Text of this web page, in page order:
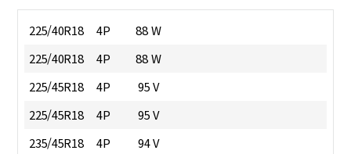
225/40R18 4P
88 W
225/40R18
4P
88 W
225/45R18
4P
95 V
225/45R18
4P
95 V
235/45R18
4P
94 V